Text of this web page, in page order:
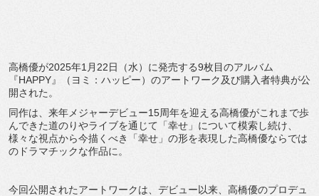
高橋優が2025年1月22日（水）に発売する9枚目のアルバム
『HAPPY』（ヨミ：ハッピー）のアートワーク及び購入者特典が公
開された。
同作は、来年メジャーデビュー15周年を迎える高橋優がこれまで歩
んできた道のりやライブを通じて「幸せ」について模索し続け、
様々な視点から今描くべき「幸せ」の形を表現した高橋優ならでは
のドラマチックな作品に。
今回公開されたアートワークは、デビュー以来、高橋優のプロデュ